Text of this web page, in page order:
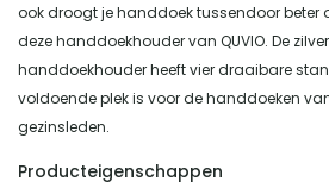
ook droogt je handdoek tussendoor beter
deze handdoekhouder van QUVIO. De
handdoekhouder heeft vier draaibare
voldoende plek is voor de handdoeken
gezinsleden.
Producteigenschappen